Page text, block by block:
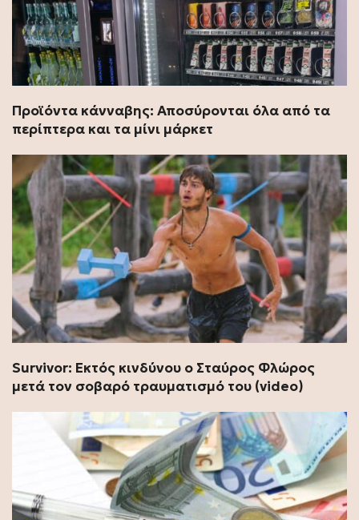
Προϊόντα κάνναβης: Αποσύρονται όλα από τα
περίπτερα και τα μίνι μάρκετ
Survivor: Εκτός κινδύνου ο Σταύρος Φλώρος
μετά τον σοβαρό τραυματισμό του (video)